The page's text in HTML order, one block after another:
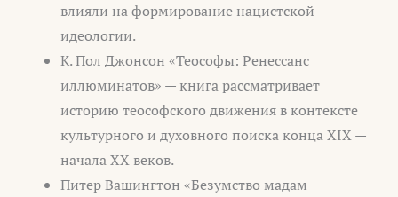
влияли на формирование нацистской
идеологии.
К. Пол Джонсон «Теософы: Ренессанс
иллюминатов» — книга рассматривает
историю теософского движения в контексте
культурного и духовного поиска конца XIX —
начала XX веков.
Питер Вашингтон «Безумство мадам